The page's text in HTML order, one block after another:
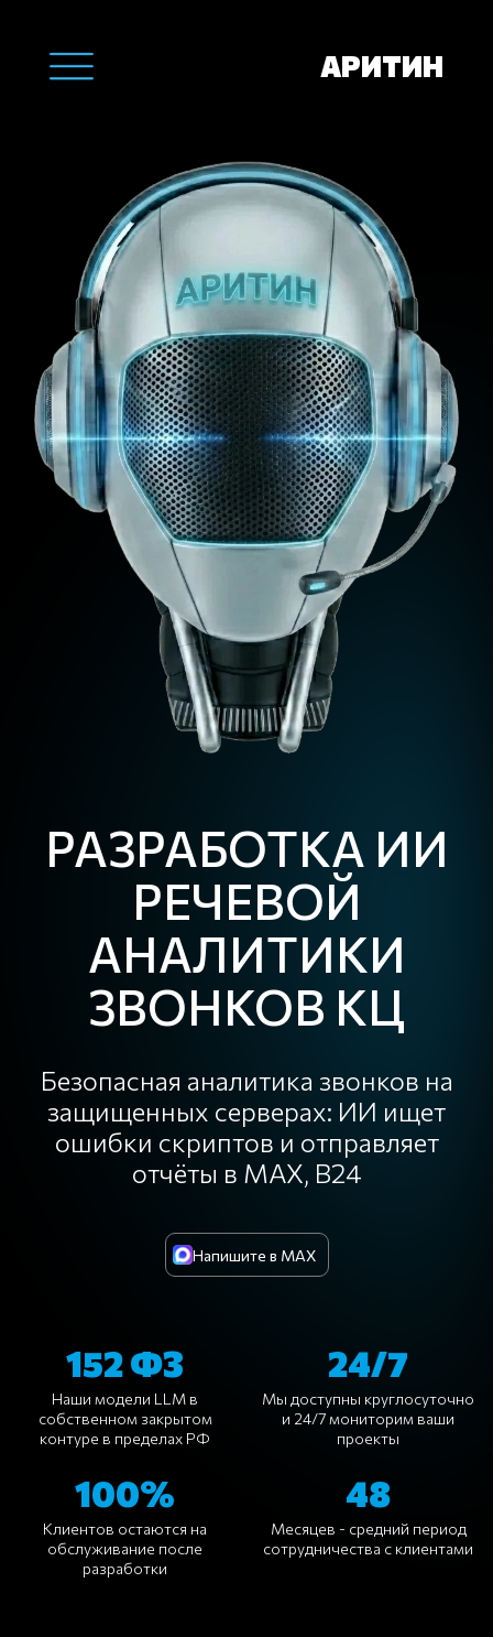
АРИТИН
РАЗРАБОТКА ИИ
РЕЧЕВОЙ
АНАЛИТИКИ
ЗВОНКОВ КЦ
Безопасная аналитика звонков на
защищенных серверах: ИИ ищет
ошибки скриптов и отправляет
отчёты в MAX, B24
Напишите в MAX
152 ФЗ
Наши модели LLM в
собственном закрытом
контуре в пределах РФ
24/7
Мы доступны круглосуточно
и 24/7 мониторим ваши
проекты
100%
Клиентов остаются на
обслуживание после
разработки
48
Месяцев - средний период
сотрудничества с клиентами